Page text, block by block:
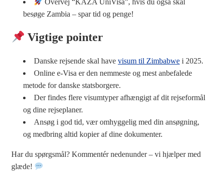
Overvej “KAZA UniVisa”, hvis du også skal
besøge Zambia – spar tid og penge!
Vigtige pointer
Danske rejsende skal have visum til Zimbabwe i 2025.
Online e-Visa er den nemmeste og mest anbefalede
metode for danske statsborgere.
Der findes flere visumtyper afhængigt af dit rejseformål
og dine rejseplaner.
Ansøg i god tid, vær omhyggelig med din ansøgning,
og medbring altid kopier af dine dokumenter.
Har du spørgsmål? Kommentér nedenunder – vi hjælper med
glæde!